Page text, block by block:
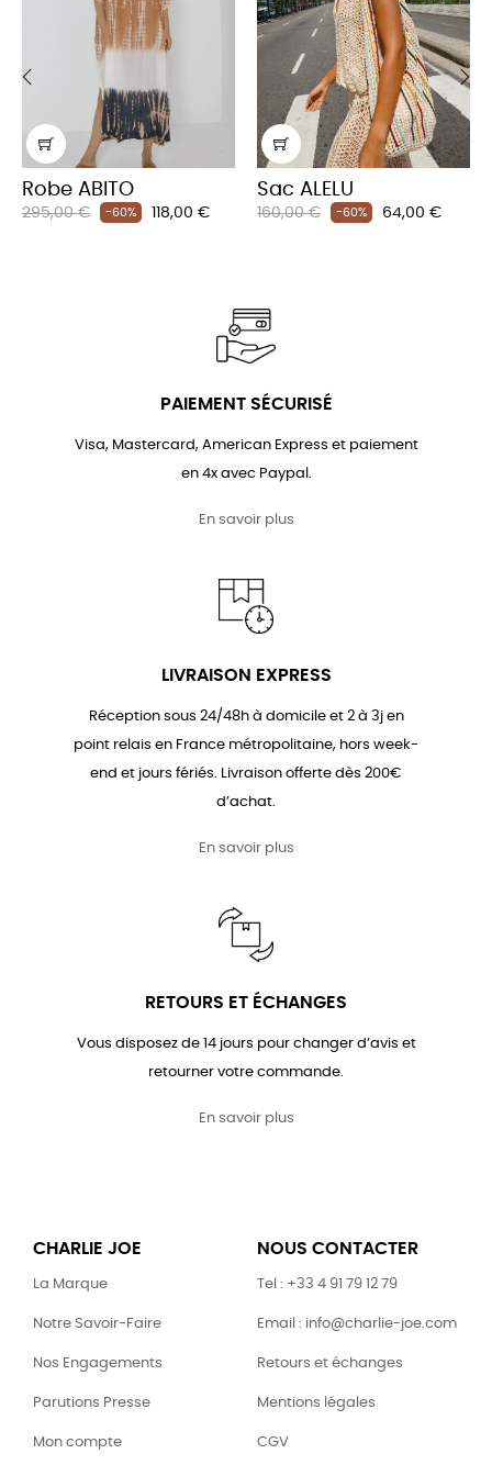
Robe ABITO
Prix
295,00 € -60% Prix
118,00 €
Sac ALELU
Prix
160,00 € -60% Prix
64,00 €
›
PAIEMENT SÉCURISÉ
Visa, Mastercard, American Express et paiement
en 4x avec Paypal.
En savoir plus
LIVRAISON EXPRESS
Réception sous 24/48h à domicile et 2 à 3j en
point relais en France métropolitaine, hors week-
end et jours fériés. Livraison offerte dès 200€
d’achat.
En savoir plus
RETOURS ET ÉCHANGES
Vous disposez de 14 jours pour changer d’avis et
retourner votre commande.
En savoir plus
CHARLIE JOE
La Marque
Notre Savoir-Faire
Nos Engagements
Parutions Presse
Mon compte
NOUS CONTACTER
Tel : +33 4 91 79 12 79
Email : info@charlie-joe.com
Retours et échanges
Mentions légales
CGV